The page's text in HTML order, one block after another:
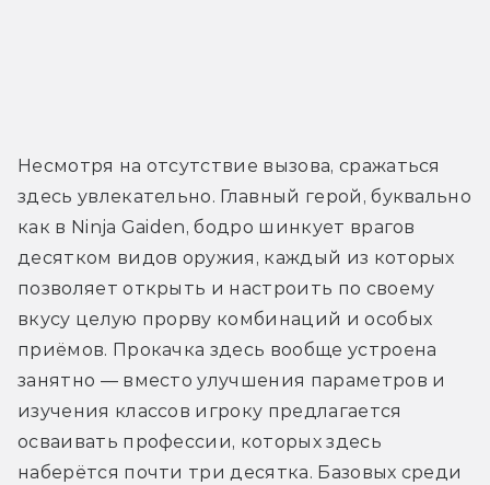
Несмотря на отсутствие вызова, сражаться
здесь увлекательно. Главный герой, буквально
как в Ninja Gaiden, бодро шинкует врагов
десятком видов оружия, каждый из которых
позволяет открыть и настроить по своему
вкусу целую прорву комбинаций и особых
приёмов. Прокачка здесь вообще устроена
занятно — вместо улучшения параметров и
изучения классов игроку предлагается
осваивать профессии, которых здесь
наберётся почти три десятка. Базовых среди